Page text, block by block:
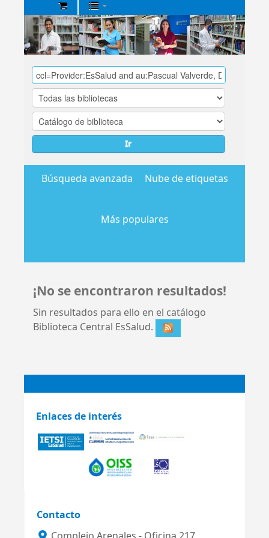
Biblioteca
Central
EsSalud
Ir
Búsqueda avanzada Nube de etiquetas
Más populares
¡No se encontraron resultados!
Sin resultados para ello en el catálogo
Biblioteca Central EsSalud.
Enlaces de interés
Contacto